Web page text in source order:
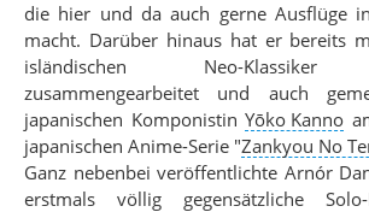
die hier und da auch gerne Ausflüge
macht. Darüber hinaus hat er bereits
isländischen Neo-
zusammengearbeitet und auch
japanischen KomponistinYōko Kanno
japanischen Anime-Serie "Zankyou No
Ganz nebenbei veröffentlichte Arnór
erstmals völlig gegensätzliche